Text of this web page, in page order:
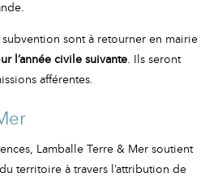
sont à retourner en mairie
l’année civile suivante. Ils seront
afférentes.
Lamballe Terre & Mer soutient
territoire à travers l’attribution de